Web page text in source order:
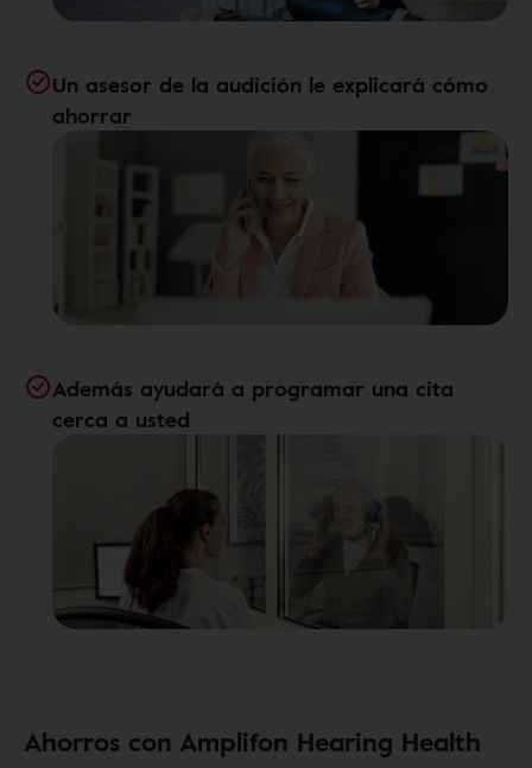
Un asesor de la audición le explicará cómo
ahorrar
Además ayudará a programar una cita
cerca a usted
Ahorros con Amplifon Hearing Health